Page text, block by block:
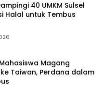
40 UMKM Sulsel
Halal untuk Tembus
Mahasiswa Magang
Taiwan, Perdana dalam